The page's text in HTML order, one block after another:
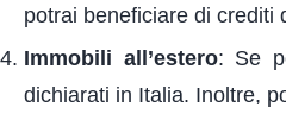
potrai beneficiare di crediti
Immobili all’estero: Se
dichiarati in Italia. Inoltre,